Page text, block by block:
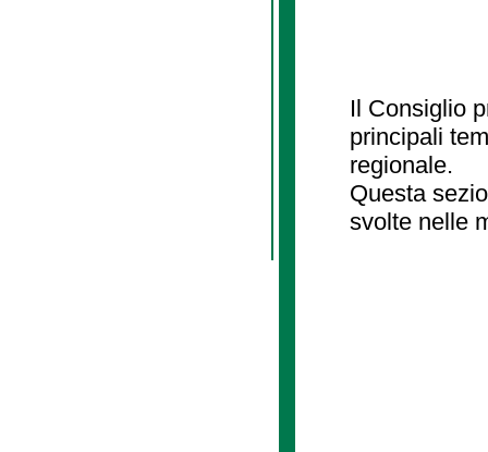
Il Consiglio
principali
regionale.
Questa
svolte nelle